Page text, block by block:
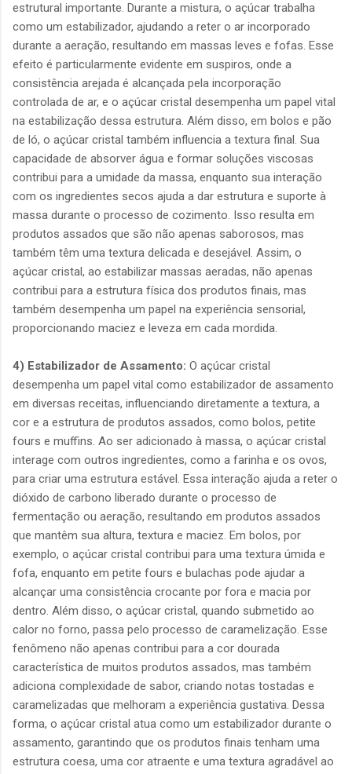
estrutural importante. Durante a mistura, o açúcar trabalha
como um estabilizador, ajudando a reter o ar incorporado
durante a aeração, resultando em massas leves e fofas. Esse
efeito é particularmente evidente em suspiros, onde a
consistência arejada é alcançada pela incorporação
controlada de ar, e o açúcar cristal desempenha um papel vital
na estabilização dessa estrutura. Além disso, em bolos e pão
de ló, o açúcar cristal também influencia a textura final. Sua
capacidade de absorver água e formar soluções viscosas
contribui para a umidade da massa, enquanto sua interação
com os ingredientes secos ajuda a dar estrutura e suporte à
massa durante o processo de cozimento. Isso resulta em
produtos assados que são não apenas saborosos, mas
também têm uma textura delicada e desejável. Assim, o
açúcar cristal, ao estabilizar massas aeradas, não apenas
contribui para a estrutura física dos produtos finais, mas
também desempenha um papel na experiência sensorial,
proporcionando maciez e leveza em cada mordida.
4) Estabilizador de Assamento: O açúcar cristal
desempenha um papel vital como estabilizador de assamento
em diversas receitas, influenciando diretamente a textura, a
cor e a estrutura de produtos assados, como bolos, petite
fours e muffins. Ao ser adicionado à massa, o açúcar cristal
interage com outros ingredientes, como a farinha e os ovos,
para criar uma estrutura estável. Essa interação ajuda a reter o
dióxido de carbono liberado durante o processo de
fermentação ou aeração, resultando em produtos assados
que mantêm sua altura, textura e maciez. Em bolos, por
exemplo, o açúcar cristal contribui para uma textura úmida e
fofa, enquanto em petite fours e bulachas pode ajudar a
alcançar uma consistência crocante por fora e macia por
dentro. Além disso, o açúcar cristal, quando submetido ao
calor no forno, passa pelo processo de caramelização. Esse
fenômeno não apenas contribui para a cor dourada
característica de muitos produtos assados, mas também
adiciona complexidade de sabor, criando notas tostadas e
caramelizadas que melhoram a experiência gustativa. Dessa
forma, o açúcar cristal atua como um estabilizador durante o
assamento, garantindo que os produtos finais tenham uma
estrutura coesa, uma cor atraente e uma textura agradável ao